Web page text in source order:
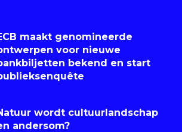
maakt genomineerde
voor nieuwe
bekend en start
wordt cultuurlandschap
andersom?